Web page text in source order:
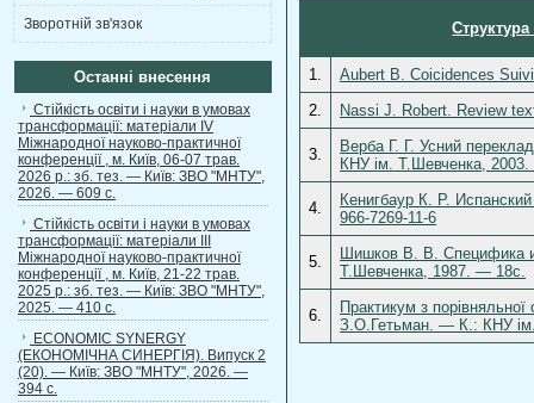
Зворотній зв'язок
Останні внесення
Стійкість освіти і науки в умовах
трансформації: матеріали ІV
Міжнародної науково-практичної
конференції , м. Київ, 06-07 трав.
2026 р.: зб. тез. — Київ: ЗВО "МНТУ",
2026. — 609 с.
Стійкість освіти і науки в умовах
трансформації: матеріали ІІІ
Міжнародної науково-практичної
конференції , м. Київ, 21-22 трав.
2025 р.: зб. тез. — Київ: ЗВО "МНТУ",
2025. — 410 с.
ECONOMIC SYNERGY
(ЕКОНОМІЧНА СИНЕРГІЯ). Випуск 2
(20). — Київ: ЗВО "МНТУ", 2026. —
394 с.
Структура
1.
Aubert B. Coicidences
2.
Nassi J. Robert. Review
3.
Верба Г. Г. Усний
КНУ ім. Т.Шевченка,
4.
Кенигбаур К. Р.
966-7269-11-6
5.
Шишков В. В. Специфика
Т.Шевченка, 1987. — 18с.
6.
Практикум з порівняльної
З.О.Гетьман. — К.: КНУ